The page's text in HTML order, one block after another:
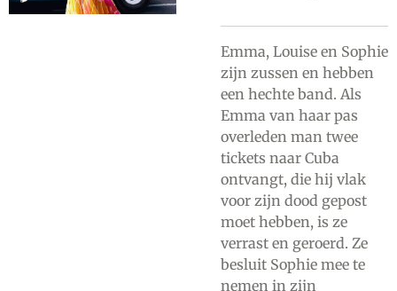
Emma, Louise en Sophie
zijn zussen en hebben
een hechte band. Als
Emma van haar pas
overleden man twee
tickets naar Cuba
ontvangt, die hij vlak
voor zijn dood gepost
moet hebben, is ze
verrast en geroerd. Ze
besluit Sophie mee te
nemen in zijn